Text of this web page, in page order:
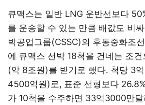
큐맥스는 일반 LNG 운반선보다
를 운송할 수 있는 만큼 배값도 비
박공업그룹(CSSC)의 후동중화조
에 큐맥스 선박 18척을 건네는 조
(약 8조원)를 받기로 했다. 척당 3
4500억원)로, 표준 선형보다
가 10척을 수주하면 33억3000만